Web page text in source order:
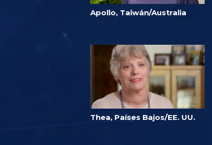
Apollo, Taiwán/Australia
Thea, Países Bajos/EE. UU.